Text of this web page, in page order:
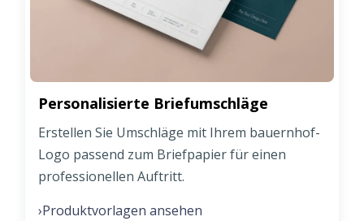
Personalisierte Briefumschläge
Erstellen Sie Umschläge mit Ihrem bauernhof-
Logo passend zum Briefpapier für einen
professionellen Auftritt.
›Produktvorlagen ansehen